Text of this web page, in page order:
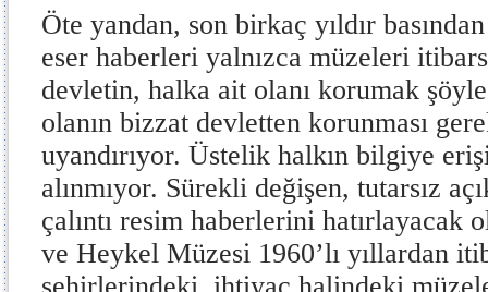
Öte yandan, son birkaç yıldır
eser haberleri yalnızca müzeleri
devletin, halka ait olanı korumak
olanın bizzat devletten korunması
uyandırıyor. Üstelik halkın bilgiye
alınmıyor. Sürekli değişen, tutarsız
çalıntı resim haberlerini hatırlayacak
ve Heykel Müzesi 1960’lı yıllardan